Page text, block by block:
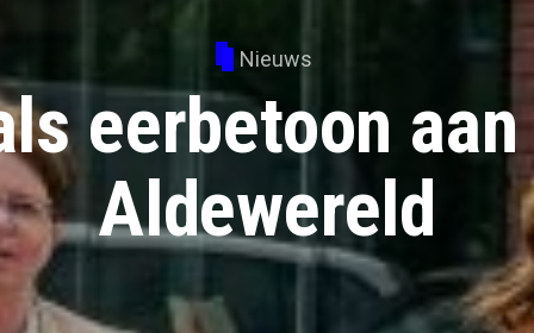
Nieuws
eerbetoon
Aldewereld